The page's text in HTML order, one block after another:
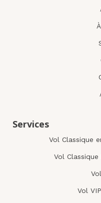
Services
Vol Classique
Vol